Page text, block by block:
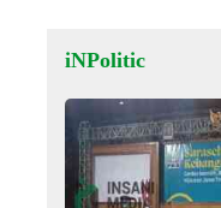
iNPolitic